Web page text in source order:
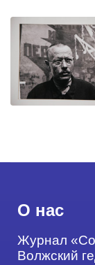
О нас
Журнал
Волжский